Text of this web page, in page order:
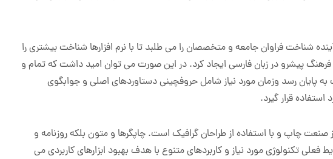
شناخت فراوان جامعه و متخصصان را می طلبد تا با نرم افزارها شناخت بیشتری را
پیشرو در زبان فارسی ایجاد کرد. در این صورت می توان امید داشت که تمام و
پایان رسد وزمان مورد نیاز شامل حروفچینی دستاوردهای اصلی و جوابگوی
قرار گیرد.
چاپ و با استفاده از طراحان گرافیک است. چاپگرها و متون بلکه روزنامه و
تکنولوژی مورد نیاز و کاربردهای متنوع با هدف بهبود ابزارهای کاربردی می